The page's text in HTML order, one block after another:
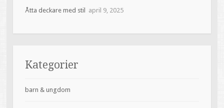
Åtta deckare med stil april 9, 2025
Kategorier
barn & ungdom